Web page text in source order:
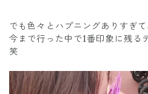
でも色々とハプニングありすぎて
今まで行った中で1番印象に残る
笑